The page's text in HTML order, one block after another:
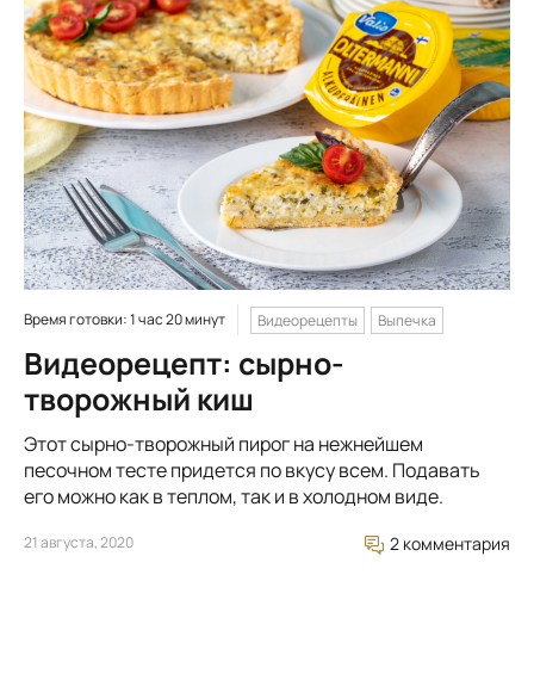
Время готовки: 1 час 20 минут Видеорецепты Выпечка
Видеорецепт: сырно-
творожный киш
Этот сырно-творожный пирог на нежнейшем
песочном тесте придется по вкусу всем. Подавать
его можно как в теплом, так и в холодном виде.
21 августа, 2020 2 комментария